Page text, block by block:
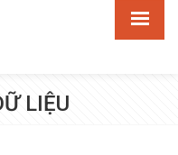
LIỆU